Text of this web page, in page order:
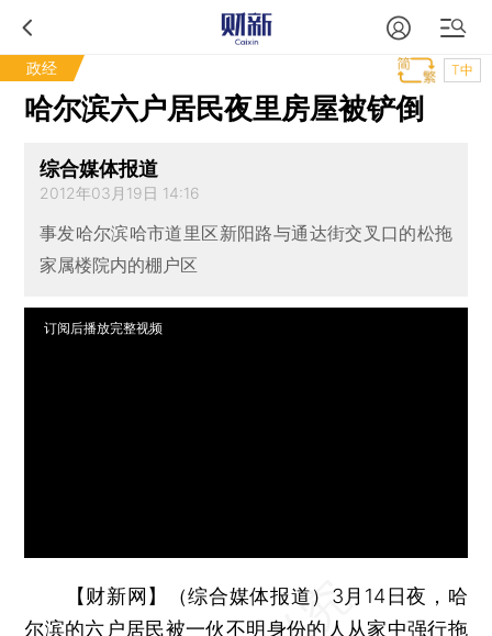
政经 T中
哈尔滨六户居民夜里房屋被铲倒
综合媒体报道
2012年03月19日 14:16
事发哈尔滨哈市道里区新阳路与通达街交叉口的松拖
家属楼院内的棚户区
订阅后播放完整视频
【财新网】（综合媒体报道） 3月14日夜，哈
尔滨的六户居民被一伙不明身份的人从家中强行拖